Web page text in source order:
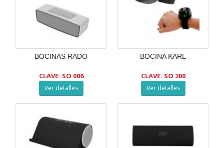
BOCINAS RADO
CLAVE: SO 006
Ver detalles
BOCINA KARL
CLAVE: SO 200
Ver detalles